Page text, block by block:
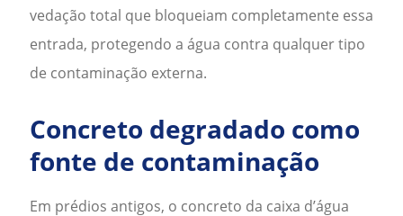
vedação total que bloqueiam completamente essa
entrada, protegendo a água contra qualquer tipo
de contaminação externa.
Concreto degradado como
fonte de contaminação
Em prédios antigos, o concreto da caixa d’água